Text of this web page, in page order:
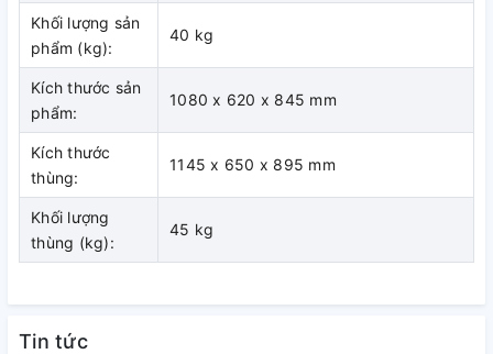
kem tươi, nước
giả khát…
Khối lượng sản
phẩm (kg):
40 kg
Kích thước sản
phẩm:
1080 x 620 x 845 mm
Kích thước
thùng:
1145 x 650 x 895 mm
Khối lượng
thùng (kg):
45 kg
Tin tức